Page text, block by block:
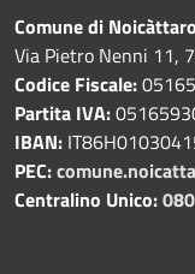
Comune di Noicàttaro
Via Pietro Nenni 11,
Codice Fiscale:
Partita IVA:
IBAN:
PEC:
Centralino Unico: